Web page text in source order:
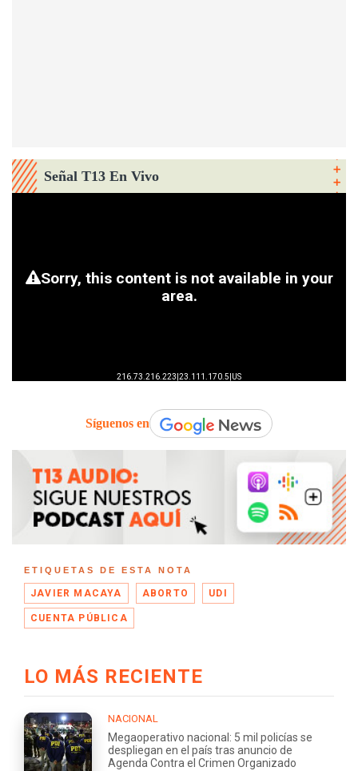
Señal T13 En Vivo
Síguenos en
ETIQUETAS DE ESTA NOTA
JAVIER MACAYA ABORTO UDI
CUENTA PÚBLICA
LO MÁS RECIENTE
NACIONAL
Megaoperativo nacional: 5 mil policías se
despliegan en el país tras anuncio de
Agenda Contra el Crimen Organizado